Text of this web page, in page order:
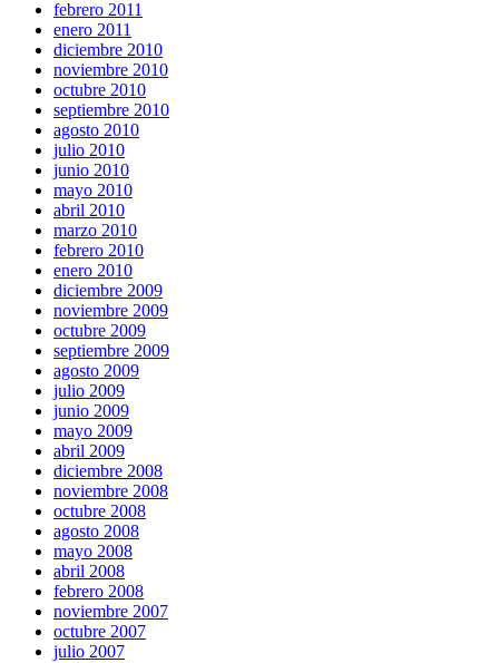
febrero 2011
enero 2011
diciembre 2010
noviembre 2010
octubre 2010
septiembre 2010
agosto 2010
julio 2010
junio 2010
mayo 2010
abril 2010
marzo 2010
febrero 2010
enero 2010
diciembre 2009
noviembre 2009
octubre 2009
septiembre 2009
agosto 2009
julio 2009
junio 2009
mayo 2009
abril 2009
diciembre 2008
noviembre 2008
octubre 2008
agosto 2008
mayo 2008
abril 2008
febrero 2008
noviembre 2007
octubre 2007
julio 2007